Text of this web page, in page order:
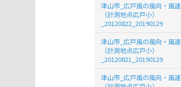
津山市_広戸風の風向・風速
（計測地点広戸小）
_20120822_20190129
津山市_広戸風の風向・風速
（計測地点広戸小）
_20120821_20190129
津山市_広戸風の風向・風速